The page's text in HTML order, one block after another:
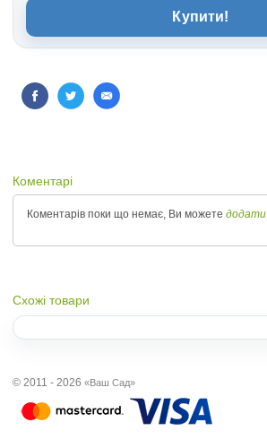
Купити!
Коментарі
Коментарів поки що немає, Ви можете додати
Схожі товари
© 2011 - 2026 «Ваш Сад»